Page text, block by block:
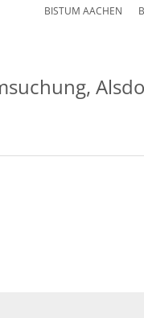
BISTUM AACHEN